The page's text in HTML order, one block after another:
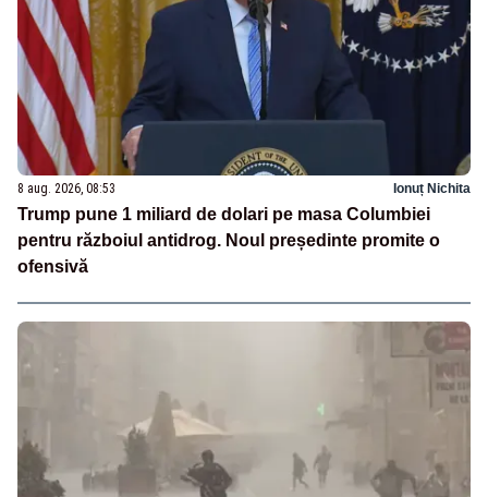
8 aug. 2026, 08:53 Ionuț Nichita
Trump pune 1 miliard de dolari pe masa Columbiei
pentru războiul antidrog. Noul președinte promite o
ofensivă